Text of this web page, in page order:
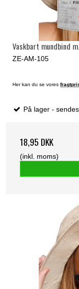
Vaskbart mundbind
ZE-AM-105
Her kan du se vores
På lager -
18,95 DKK
(inkl. moms)